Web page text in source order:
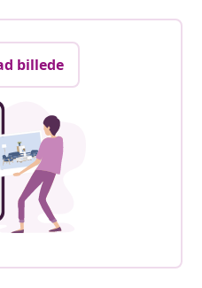
billede